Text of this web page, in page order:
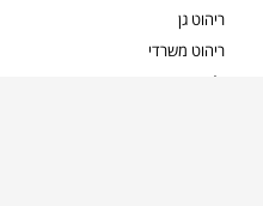
ריהוט גן
ריהוט משרדי
ילדים